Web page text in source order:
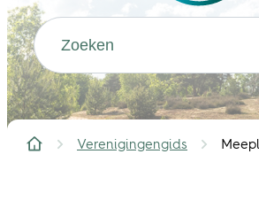
Waarmee kunnen we jou
Startpagina
Verenigingengids